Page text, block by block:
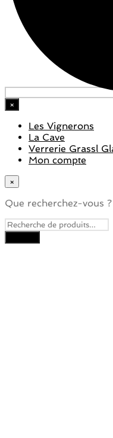
×
Les Vignerons
La Cave
Verrerie Grassl
Mon compte
×
Que recherchez-vous ?